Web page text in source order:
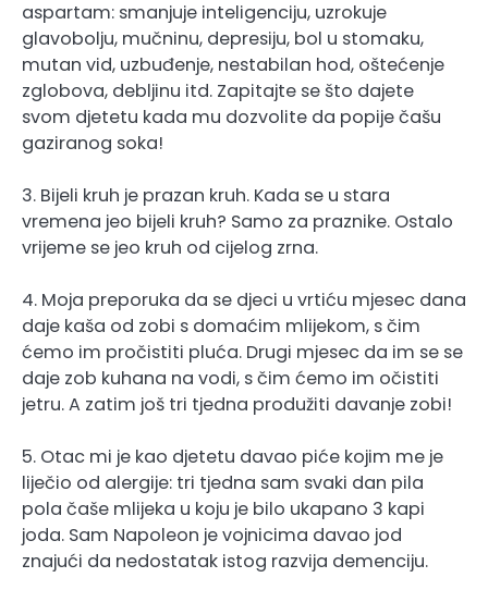
aspartam: smanjuje inteligenciju, uzrokuje
glavobolju, mučninu, depresiju, bol u stomaku,
mutan vid, uzbuđenje, nestabilan hod, oštećenje
zglobova, debljinu itd. Zapitajte se što dajete
svom djetetu kada mu dozvolite da popije čašu
gaziranog soka!
3. Bijeli kruh je prazan kruh. Kada se u stara
vremena jeo bijeli kruh? Samo za praznike. Ostalo
vrijeme se jeo kruh od cijelog zrna.
4. Moja preporuka da se djeci u vrtiću mjesec dana
daje kaša od zobi s domaćim mlijekom, s čim
ćemo im pročistiti pluća. Drugi mjesec da im se se
daje zob kuhana na vodi, s čim ćemo im očistiti
jetru. A zatim još tri tjedna produžiti davanje zobi!
5. Otac mi je kao djetetu davao piće kojim me je
liječio od alergije: tri tjedna sam svaki dan pila
pola čaše mlijeka u koju je bilo ukapano 3 kapi
joda. Sam Napoleon je vojnicima davao jod
znajući da nedostatak istog razvija demenciju.